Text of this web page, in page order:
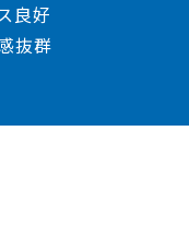
良好
抜群